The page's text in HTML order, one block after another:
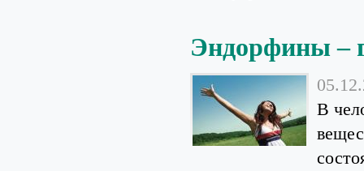
Эндорфины –
В